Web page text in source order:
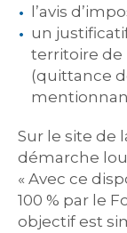
l’avis
un
territoire de
(quittance
Sur le site de
démarche
« Avec ce
100 % par le
objectif est